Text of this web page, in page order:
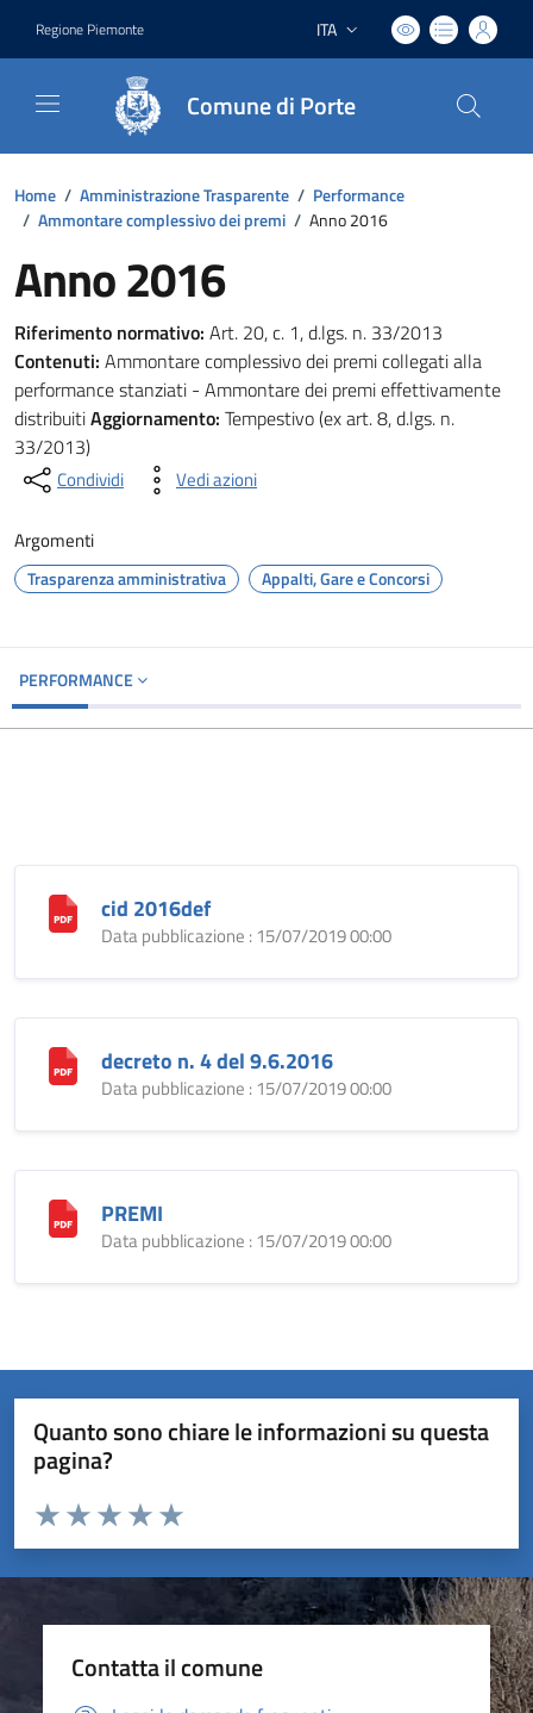
Regione Piemonte Lingua attiva:
ITA
Comune di Porte
Home / Amministrazione Trasparente / Performance
/ Ammontare complessivo dei premi / Anno 2016
Anno 2016
Riferimento normativo: Art. 20, c. 1, d.lgs. n. 33/2013
Contenuti: Ammontare complessivo dei premi collegati alla
performance stanziati - Ammontare dei premi effettivamente
distribuitiAggiornamento: Tempestivo (ex art. 8, d.lgs. n.
33/2013)
Condividi Vedi azioni
Argomenti
Trasparenza amministrativa Appalti, Gare e Concorsi
PERFORMANCE
cid 2016def
Data pubblicazione : 15/07/2019 00:00
decreto n. 4 del 9.6.2016
Data pubblicazione : 15/07/2019 00:00
PREMI
Data pubblicazione : 15/07/2019 00:00
Quanto sono chiare le informazioni su questa
pagina?
Valuta da 1 a 5 stelle la pagina
Valuta 5 stelle su 5
Valuta 4 stelle su 5
Valuta 3 stelle su 5
Valuta 2 stelle su 5
Valuta 1 stelle su 5
Contatta il comune